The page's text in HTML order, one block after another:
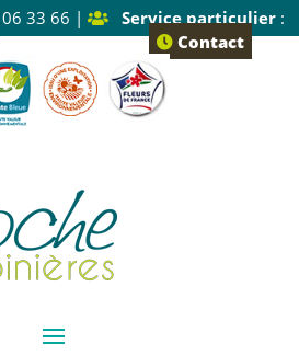
33 66 | Service particulier:
pro: Tapez 2 Contact